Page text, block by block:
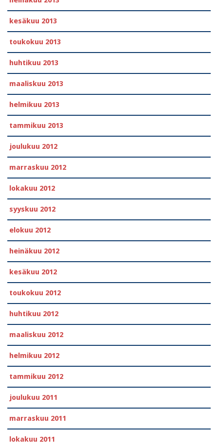
kesäkuu 2013
toukokuu 2013
huhtikuu 2013
maaliskuu 2013
helmikuu 2013
tammikuu 2013
joulukuu 2012
marraskuu 2012
lokakuu 2012
syyskuu 2012
elokuu 2012
heinäkuu 2012
kesäkuu 2012
toukokuu 2012
huhtikuu 2012
maaliskuu 2012
helmikuu 2012
tammikuu 2012
joulukuu 2011
marraskuu 2011
lokakuu 2011